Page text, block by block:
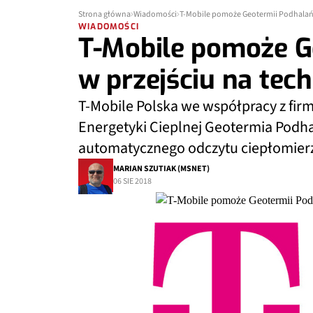
Strona główna Wiadomości T-Mobile pomoże Geotermii
WIADOMOŚCI
T-Mobile pomoże
w przejściu na
T-Mobile Polska we współpracy z
Energetyki Cieplnej Geotermia
automatycznego odczytu
MARIAN SZUTIAK (MSNET)
06 SIE 2018